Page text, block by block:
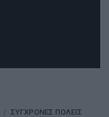
ΣΎΓΧΡΟΝΕΣ ΠΌΛΕΙΣ